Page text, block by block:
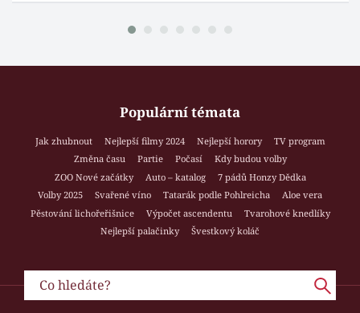
Populární témata
Jak zhubnout Nejlepší filmy 2024 Nejlepší horory
TV program
Změna času
Partie Počasí
Kdy budou volby
ZOO Nové začátky
Auto – katalog
7 pádů Honzy Dědka
Volby 2025
Svařené víno Tatarák podle Pohlreicha
Aloe vera
Pěstování lichořeřišnice
Výpočet ascendentu
Tvarohové knedlíky
Nejlepší palačinky
Švestkový koláč